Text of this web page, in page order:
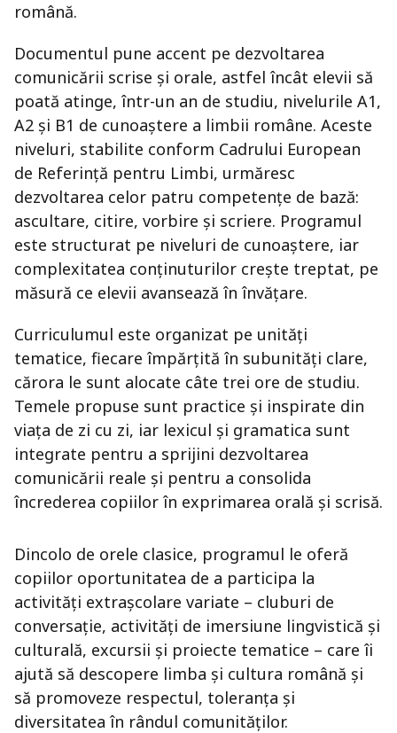
română.
Documentul pune accent pe dezvoltarea
comunicării scrise și orale, astfel încât elevii să
poată atinge, într-un an de studiu, nivelurile A1,
A2 și B1 de cunoaștere a limbii române. Aceste
niveluri, stabilite conform Cadrului European
de Referință pentru Limbi, urmăresc
dezvoltarea celor patru competențe de bază:
ascultare, citire, vorbire și scriere. Programul
este structurat pe niveluri de cunoaștere, iar
complexitatea conținuturilor crește treptat, pe
măsură ce elevii avansează în învățare.
Curriculumul este organizat pe unități
tematice, fiecare împărțită în subunități clare,
cărora le sunt alocate câte trei ore de studiu.
Temele propuse sunt practice și inspirate din
viața de zi cu zi, iar lexicul și gramatica sunt
integrate pentru a sprijini dezvoltarea
comunicării reale și pentru a consolida
încrederea copiilor în exprimarea orală și scrisă.
Dincolo de orele clasice, programul le oferă
copiilor oportunitatea de a participa la
activități extrașcolare variate – cluburi de
conversație, activități de imersiune lingvistică și
culturală, excursii și proiecte tematice – care îi
ajută să descopere limba și cultura română și
să promoveze respectul, toleranța și
diversitatea în rândul comunităților.